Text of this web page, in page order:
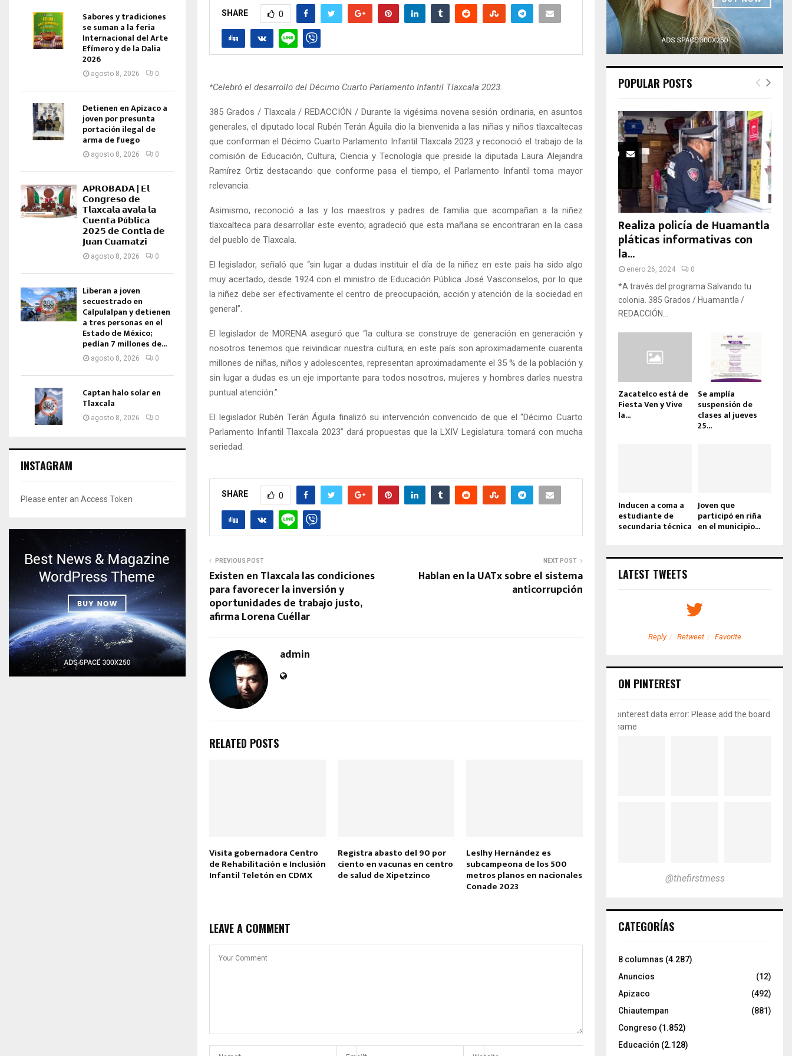
SHARE 0
*Celebró el desarrollo del Décimo Cuarto Parlamento Infantil Tlaxcala 2023.
385 Grados / Tlaxcala / REDACCIÓN / Durante la vigésima novena sesión ordinaria, en asuntos
generales, el diputado local Rubén Terán Águila dio la bienvenida a las niñas y niños tlaxcaltecas
que conforman el Décimo Cuarto Parlamento Infantil Tlaxcala 2023 y reconoció el trabajo de la
comisión de Educación, Cultura, Ciencia y Tecnología que preside la diputada Laura Alejandra
Ramírez Ortiz destacando que conforme pasa el tiempo, el Parlamento Infantil toma mayor
relevancia.
Asimismo, reconoció a las y los maestros y padres de familia que acompañan a la niñez
tlaxcalteca para desarrollar este evento; agradeció que esta mañana se encontraran en la casa
del pueblo de Tlaxcala.
El legislador, señaló que “sin lugar a dudas instituir el día de la niñez en este país ha sido algo
muy acertado, desde 1924 con el ministro de Educación Pública José Vasconselos, por lo que
la niñez debe ser efectivamente el centro de preocupación, acción y atención de la sociedad en
general”.
El legislador de MORENA aseguró que “la cultura se construye de generación en generación y
nosotros tenemos que reivindicar nuestra cultura; en este país son aproximadamente cuarenta
millones de niñas, niños y adolescentes, representan aproximadamente el 35 % de la población y
sin lugar a dudas es un eje importante para todos nosotros, mujeres y hombres darles nuestra
puntual atención.”
El legislador Rubén Terán Águila finalizó su intervención convencido de que el “Décimo Cuarto
Parlamento Infantil Tlaxcala 2023” dará propuestas que la LXIV Legislatura tomará con mucha
seriedad.
SHARE 0
PREVIOUS POST
Existen en Tlaxcala las condiciones
para favorecer la inversión y
oportunidades de trabajo justo,
afirma Lorena Cuéllar
NEXT POST
Hablan en la UATx sobre el sistema
anticorrupción
admin
RELATED POSTS
Visita gobernadora Centro
de Rehabilitación e Inclusión
Infantil Teletón en CDMX
Registra abasto del 90 por
ciento en vacunas en centro
de salud de Xipetzinco
Leslhy Hernández es
subcampeona de los 500
metros planos en nacionales
Conade 2023
LEAVE A COMMENT
Sabores y tradiciones
se suman a la feria
Internacional del Arte
Efímero y de la Dalia
2026
agosto 8, 2026 0
Detienen en Apizaco a
joven por presunta
portación ilegal de
arma de fuego
agosto 8, 2026 0
𝗔𝗣𝗥𝗢𝗕𝗔𝗗𝗔 | 𝗘𝗹
𝗖𝗼𝗻𝗴𝗿𝗲𝘀𝗼 𝗱𝗲
𝗧𝗹𝗮𝘅𝗰𝗮𝗹𝗮 𝗮𝘃𝗮𝗹𝗮 𝗹𝗮
𝗖𝘂𝗲𝗻𝘁𝗮 𝗣ú𝗯𝗹𝗶𝗰𝗮
𝟮𝟬𝟮𝟱 𝗱𝗲 𝗖𝗼𝗻𝘁𝗹𝗮 𝗱𝗲
𝗝𝘂𝗮𝗻 𝗖𝘂𝗮𝗺𝗮𝘁𝘇𝗶
agosto 8, 2026 0
Liberan a joven
secuestrado en
Calpulalpan y detienen
a tres personas en el
Estado de México;
pedían 7 millones de...
agosto 8, 2026 0
Captan halo solar en
Tlaxcala
agosto 8, 2026 0
INSTAGRAM
Please enter an Access Token
POPULAR POSTS
Realiza policía de Huamantla
pláticas informativas con
la...
enero 26, 2024 0
*A través del programa Salvando tu
colonia. 385 Grados / Huamantla /
REDACCIÓN...
Zacatelco está de
Fiesta Ven y Vive
la...
Se amplía
suspensión de
clases al jueves
25...
Inducen a coma a
estudiante de
secundaria técnica
Joven que
participó en riña
en el municipio...
LATEST TWEETS
Reply Retweet Favorite Reply Retweet Favorite Reply Retweet Favorite
ON PINTEREST
pinterest data error: Please add the board
name
@thefirstmess
CATEGORÍAS
8 columnas (4.287)
Anuncios
(12)
Apizaco
(492)
Chiautempan
(881)
Congreso (1.852)
Educación (2.128)